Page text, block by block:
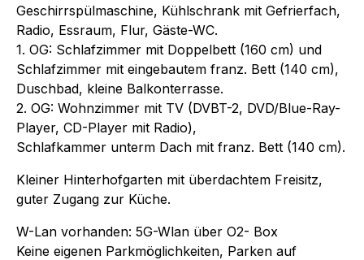
Geschirrspülmaschine, Kühlschrank mit Gefrierfach,
Radio, Essraum, Flur, Gäste-WC.
1. OG: Schlafzimmer mit Doppelbett (160 cm) und
Schlafzimmer mit eingebautem franz. Bett (140 cm),
Duschbad, kleine Balkonterrasse.
2. OG: Wohnzimmer mit TV (DVBT-2, DVD/Blue-Ray-
Player, CD-Player mit Radio),
Schlafkammer unterm Dach mit franz. Bett (140 cm).
Kleiner Hinterhofgarten mit überdachtem Freisitz,
guter Zugang zur Küche.
W-Lan vorhanden: 5G-Wlan über O2- Box
Keine eigenen Parkmöglichkeiten, Parken auf